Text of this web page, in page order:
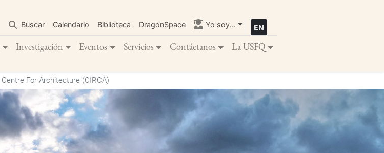
contenido
principal
Buscar Calendario Biblioteca DragonSpace Yo soy...
Investigación Eventos Servicios Contáctanos La USFQ
For Architecture (CIRCA)